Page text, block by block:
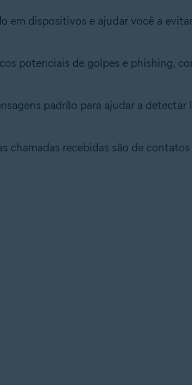
em dispositivos e ajudar você a
potenciais de golpes e phishing,
padrão para ajudar a detectar
chamadas recebidas são de